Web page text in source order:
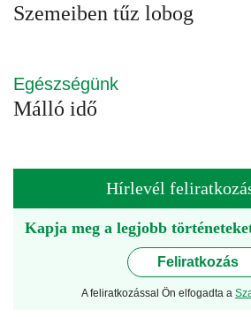
Szemeiben tűz lobog
Egészségünk
Málló idő
Hírlevél
Kapja meg a legjobb
Feliratkozás
A feliratkozással Ön elfogadta a